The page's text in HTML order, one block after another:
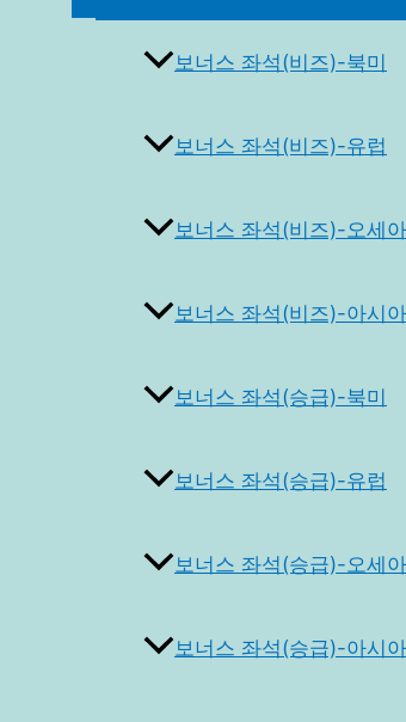
토
보너스 좌석(비즈)-북미
보너스 좌석(비즈)-유럽
보너스 좌석(비즈)-오세
보너스 좌석(비즈)-아시아
보너스 좌석(승급)-북미
보너스 좌석(승급)-유럽
보너스 좌석(승급)-오세
보너스 좌석(승급)-아시아